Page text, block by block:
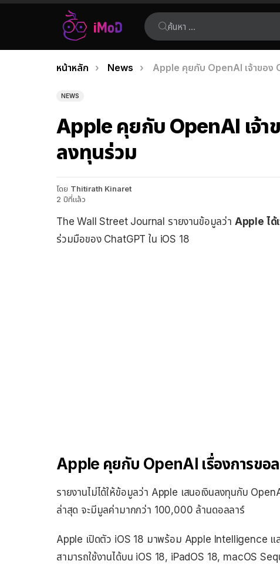
ค้นหา:
เรื่อง
ล่าสุด
คุณอยู่ที่นี่:
หน้าหลัก News Apple คุยกับ OpenAI เจ้าของ
NEWS
Apple คุยกับ OpenAI เจ้า
ลงทุนร่วม
โดย Thitirath Kinaret
2 ปีที่แล้ว
The Wall Street Journal รายงานข้อมูลว่า Apple ได้
ร่วมมือของ ChatGPT ใน iOS 18
Apple คุยกับ OpenAI เรื่องการขอ
รายงานไม่ได้ให้ข้อมูลว่า Apple เสนอเงินลงทุนกับ
ล่าสุด จะมีมูลค่ามากกว่า 100,000 ล้านดอลลาร์
Apple เปิดตัว iOS 18 มาพร้อม Apple Intelligence แ
สามารถใช้งานได้บน iOS 18, iPadOS 18, macOS